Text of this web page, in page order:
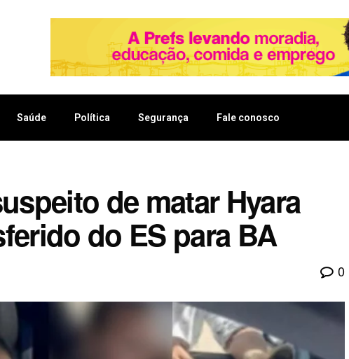
Saúde Política Segurança Fale conosco
de matar Hyara
do ES para BA
0